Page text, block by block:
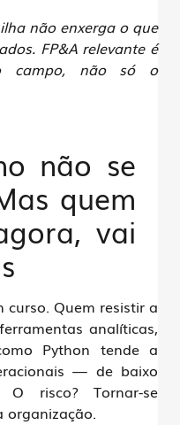
não enxerga o que
FP&A relevante é
campo, não só o
não se
quem
vai
curso. Quem resistir a
analíticas,
Python tende a
— de baixo
O risco? Tornar-se
organização.